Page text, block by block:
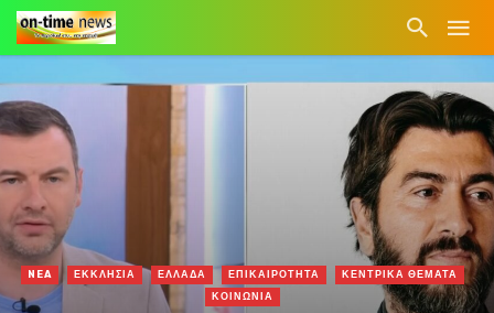
NEA ΕΚΚΛΗΣΙΑ ΕΛΛΑΔΑ ΕΠΙΚΑΙΡΟΤΗΤΑ
ΚΕΝΤΡΙΚΑ ΘΕΜΑΤΑ
ΚΟΙΝΩΝΙΑ